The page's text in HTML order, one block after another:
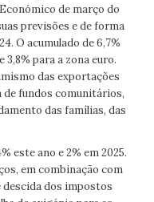
de março do
previsões e de forma
O acumulado de 6,7%
para a zona euro.
das exportações
fundos comunitários,
das famílias, das
este ano e 2% em 2025.
em combinação com
descida dos impostos